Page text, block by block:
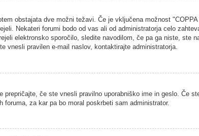
obstajata dve možni težavi. Če je vključena možnost
Nekateri forumi bodo od vas ali od administratorja celo
elektronsko sporočilo, sledite navodilom, če pa ga niste, ste
vnesli pravilen e-mail naslov, kontaktirajte administratorja.
če ste vnesli pravilno uporabniško ime in geslo. Če
za kar pa bo moral poskrbeti sam administrator.